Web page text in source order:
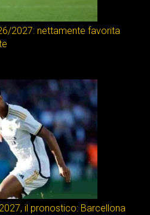
2027: nettamente favorita
il pronostico: Barcellona